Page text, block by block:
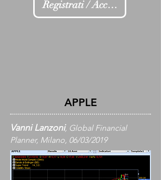
Registrati / Accedi
APPLE
Vanni Lanzoni, Global Financial
Planner, Milano, 06/03/2019